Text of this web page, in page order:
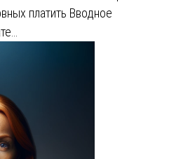
платить Вводное